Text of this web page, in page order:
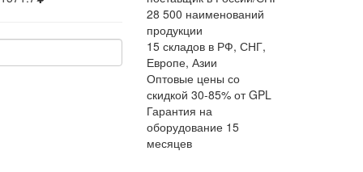
28 500 наименований
продукции
15 складов в РФ, СНГ,
Европе, Азии
Оптовые цены со
скидкой 30-85% от GPL
Гарантия на
оборудование 15
месяцев